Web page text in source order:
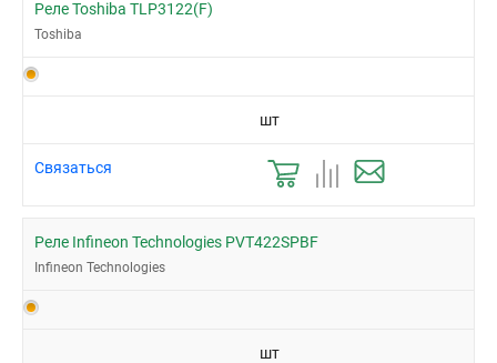
Реле Toshiba TLP3122(F)
Toshiba
шт
Связаться
Реле Infineon Technologies PVT422SPBF
Infineon Technologies
шт